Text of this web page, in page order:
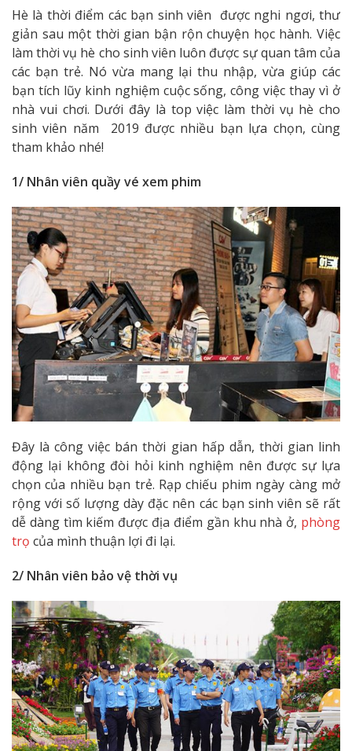
Hè là thời điểm các bạn sinh viên được nghi ngơi, thư
giản sau một thời gian bận rộn chuyện học hành. Việc
làm thời vụ hè cho sinh viên luôn được sự quan tâm của
các bạn trẻ. Nó vừa mang lại thu nhập, vừa giúp các
bạn tích lũy kinh nghiệm cuộc sống, công việc thay vì ở
nhà vui chơi. Dưới đây là top việc làm thời vụ hè cho
sinh viên năm 2019 được nhiều bạn lựa chọn, cùng
tham khảo nhé!
1/ Nhân viên quầy vé xem phim
Đây là công việc bán thời gian hấp dẫn, thời gian linh
động lại không đòi hỏi kinh nghiệm nên được sự lựa
chọn của nhiều bạn trẻ. Rạp chiếu phim ngày càng mở
rộng với số lượng dày đặc nên các bạn sinh viên sẽ rất
dễ dàng tìm kiếm được địa điểm gần khu nhà ở, phòng
trọ của mình thuận lợi đi lại.
2/ Nhân viên bảo vệ thời vụ